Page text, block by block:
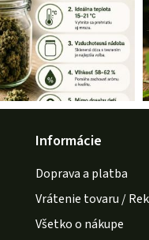
Informácie
Doprava a platba
Vrátenie tovaru /
Všetko o nákupe